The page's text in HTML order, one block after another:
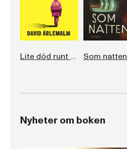
Lite död runt ögonen Som natten
Nyheter om boken